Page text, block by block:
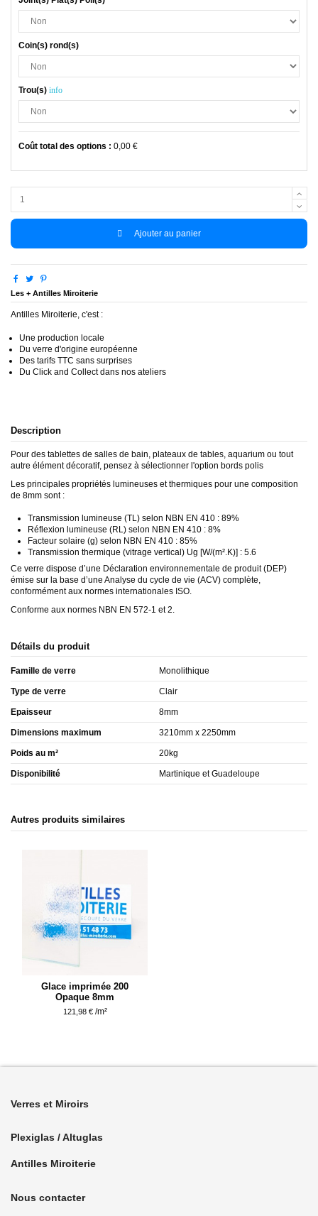
Coin(s) rond(s)
Trou(s) info
Coût total des options : 0,00 €
Ajouter au panier
Les + Antilles Miroiterie
Antilles Miroiterie, c'est :
Une production locale
Du verre d'origine européenne
Des tarifs TTC sans surprises
Du Click and Collect dans nos ateliers
Description
Pour des tablettes de salles de bain, plateaux de tables, aquarium ou tout
autre élément décoratif, pensez à sélectionner l'option bords polis
Les principales propriétés lumineuses et thermiques pour une composition
de 8mm sont :
Transmission lumineuse (TL) selon NBN EN 410 : 89%
Réflexion lumineuse (RL) selon NBN EN 410 : 8%
Facteur solaire (g) selon NBN EN 410 : 85%
Transmission thermique (vitrage vertical) Ug [W/(m².K)] : 5.6
Ce verre dispose d’une Déclaration environnementale de produit (DEP)
émise sur la base d’une Analyse du cycle de vie (ACV) complète,
conformément aux normes internationales ISO.
Conforme aux normes NBN EN 572-1 et 2.
Détails du produit
Famille de verre Monolithique
Type de verre Clair
Epaisseur 8mm
Dimensions maximum 3210mm x 2250mm
Poids au m² 20kg
Disponibilité Martinique et Guadeloupe
Autres produits similaires
Glace imprimée 200
Opaque 8mm
121,98 € /m²
Verres et Miroirs
Plexiglas / Altuglas
Antilles Miroiterie
Nous contacter